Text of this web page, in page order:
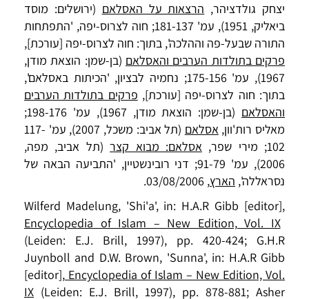
יצחק גולדציהר, הרצאות על האסלאם (ירושלים: מוסד
ביאליק, 1951), עמ' 181-137; חוה לצרוס-יפה, 'התפתחות
התורה שבעל-פה וההלכה', בתוך: חוה לצרוס-יפה [עורכת],
פרקים בתולדות הערבים והאסלאם (בן-שמן: הוצאת מודן,
1967), עמ' 175-156; נחמיה לבציון, 'הכיתות באסלאם',
בתוך: חוה לצרוס-יפה [עורכת], פרקים בתולדות הערבים
והאסלאם
(בן-שמן: הוצאת מודן, 1967), עמ' 198-176;
מאליס רות'וון,אסלאם
(תל אביב: משכל, 2007), עמ' 117-
102; מירי שפר,
אסלאם: מבוא קצר(תל אביב, מפה,
2006), עמ' 91-79; דני רובינשטיין, 'התביעה הבאה של
נסראללה', הארץ, 03/08/2006.
Wilferd Madelung, 'Shi'a', in: H.A.R Gibb [editor],
Encyclopedia of Islam – New Edition, Vol. IX
(Leiden: E.J. Brill, 1997), pp. 420-424; G.H.R
Juynboll and D.W. Brown, 'Sunna', in: H.A.R Gibb
[editor], Encyclopedia of Islam – New Edition, Vol.
IX (Leiden: E.J. Brill, 1997), pp. 878-881; Asher